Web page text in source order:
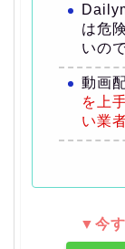
は危
いの
動画
を上
い業
▼今